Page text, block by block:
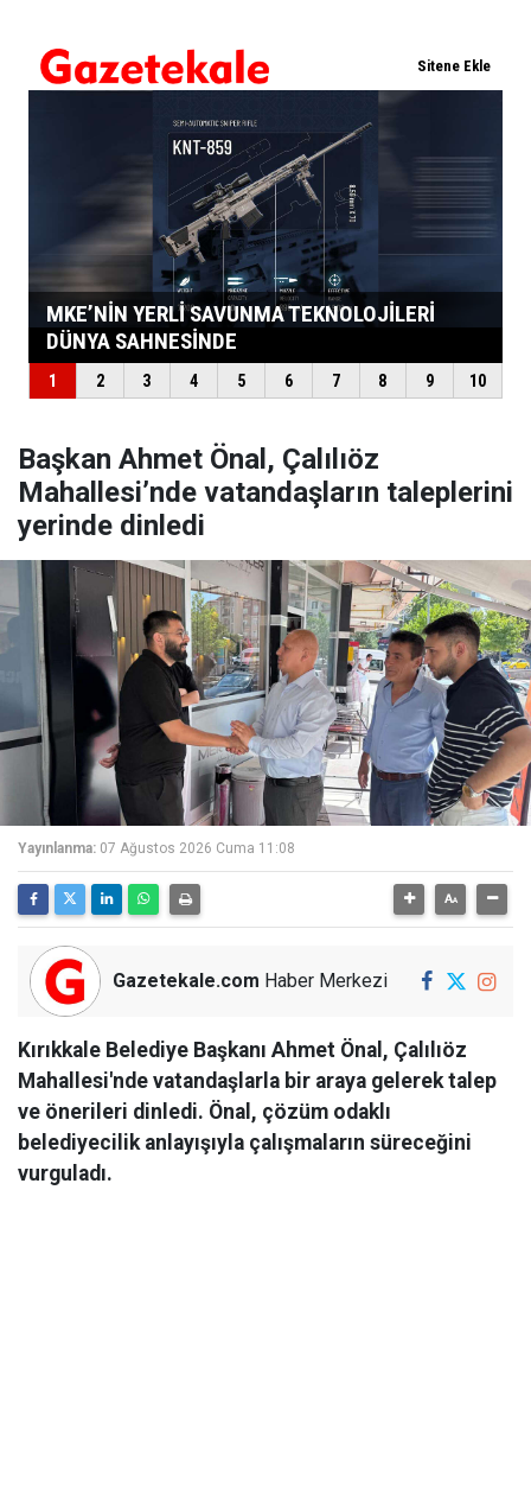
Başkan Ahmet Önal, Çalılıöz
Mahallesi’nde vatandaşların taleplerini
yerinde dinledi
Yayınlanma: 07 Ağustos 2026 Cuma 11:08
Gazetekale.com Haber Merkezi
Kırıkkale Belediye Başkanı Ahmet Önal, Çalılıöz
Mahallesi'nde vatandaşlarla bir araya gelerek talep
ve önerileri dinledi. Önal, çözüm odaklı
belediyecilik anlayışıyla çalışmaların süreceğini
vurguladı.